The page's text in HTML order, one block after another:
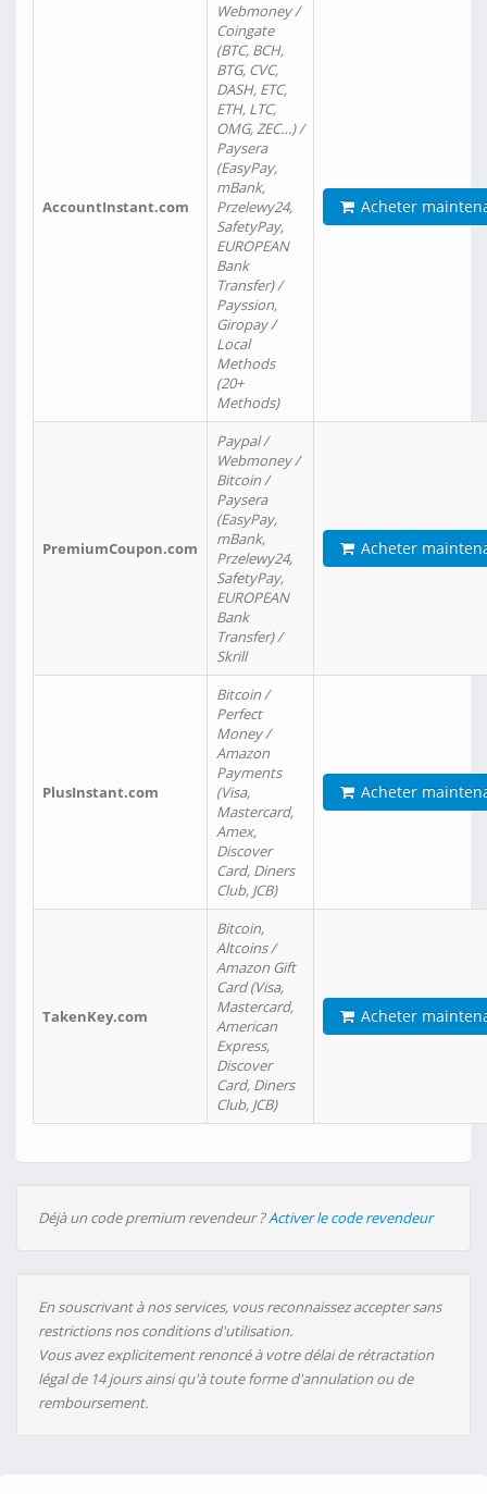
AccountInstant.com
Webmoney /
Coingate
(BTC, BCH,
BTG, CVC,
DASH, ETC,
ETH, LTC,
OMG, ZEC…) /
Paysera
(EasyPay,
mBank,
Przelewy24,
SafetyPay,
EUROPEAN
Bank
Transfer) /
Payssion,
Giropay /
Local
Methods
(20+
Methods)
Acheter
PremiumCoupon.com
Paypal /
Webmoney /
Bitcoin /
Paysera
(EasyPay,
mBank,
Przelewy24,
SafetyPay,
EUROPEAN
Bank
Transfer) /
Skrill
Acheter
PlusInstant.com
Bitcoin /
Perfect
Money /
Amazon
Payments
(Visa,
Mastercard,
Amex,
Discover
Card, Diners
Club, JCB)
Acheter
TakenKey.com
Bitcoin,
Altcoins /
Amazon Gift
Card (Visa,
Mastercard,
American
Express,
Discover
Card, Diners
Club, JCB)
Acheter
Déjà un code premium revendeur ?Activer le code revendeur
En souscrivant à nos services, vous reconnaissez accepter sans
restrictions nos conditions d'utilisation.
Vous avez explicitement renoncé à votre délai de rétractation
légal de 14 jours ainsi qu'à toute forme d'annulation ou de
remboursement.